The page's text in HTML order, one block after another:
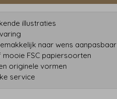
illustraties
naar wens aanpasbaar
mooie FSC papiersoorten
en originele vormen
service